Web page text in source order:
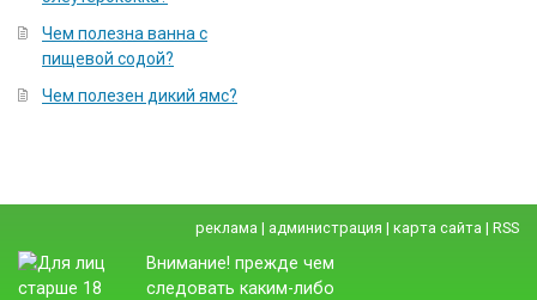
Чем полезна ванна с
пищевой содой?
Чем полезен дикий ямс?
реклама | администрация | карта сайта | RSS
Внимание! прежде чем
следовать каким-либо